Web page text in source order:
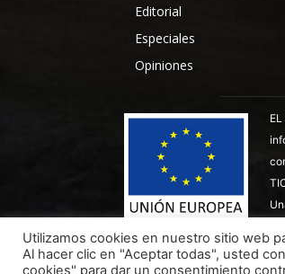
Editorial
Especiales
Opiniones
Todos los derechos
Utilizamos cookies en nuestro sitio web
Al hacer clic en "Aceptar todas", usted
cookies" para dar un consentimiento